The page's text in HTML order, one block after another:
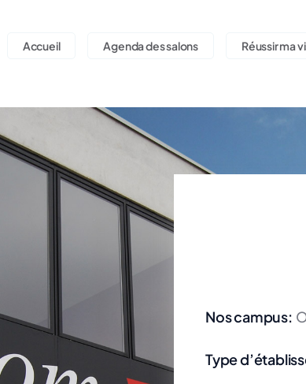
Accueil Agenda des salons Réussir ma
Nos campus:
Type